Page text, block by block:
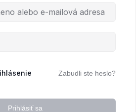
Zabudli ste heslo?
Prihlásiť sa